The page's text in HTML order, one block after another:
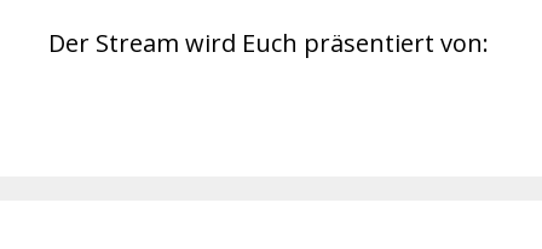
Der Stream wird Euch präsentiert von: